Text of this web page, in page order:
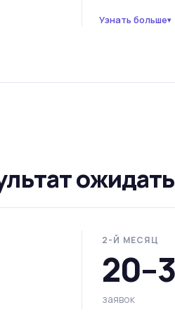
Узнать больше▾
2-Й МЕСЯЦ
заявок